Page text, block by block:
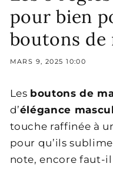
pour bien
boutons de
MARS 9, 2025 10:00
Les boutons de
d’élégance
touche raffinée à
pour qu’ils
note, encore faut-